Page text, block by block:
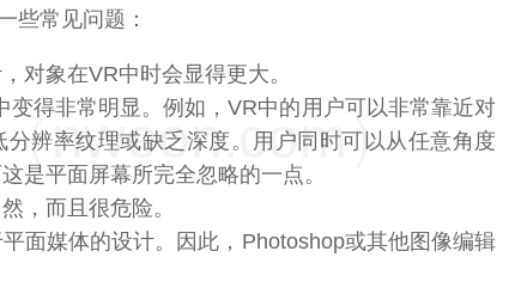
些常见问题：
对象在VR中时会显得更大。
变得非常明显。例如，VR中的用户可以非常靠近对
辨率纹理或缺乏深度。用户同时可以从任意角度
是平面屏幕所完全忽略的一点。
，而且很危险。
面媒体的设计。因此，Photoshop或其他图像编辑
nweon.com）